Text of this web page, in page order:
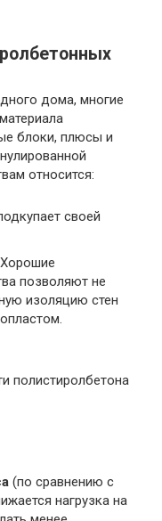
дома, многие
блоки, плюсы и
относится:
своей
позволяют не
изоляцию стен
полистиролбетона
(по сравнению с
нагрузка на